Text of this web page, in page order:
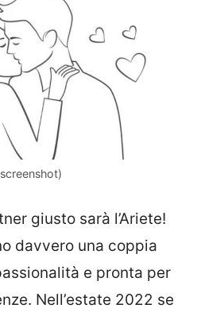
giusto sarà l’Ariete!
davvero una coppia
e pronta per
Nell’estate 2022 se